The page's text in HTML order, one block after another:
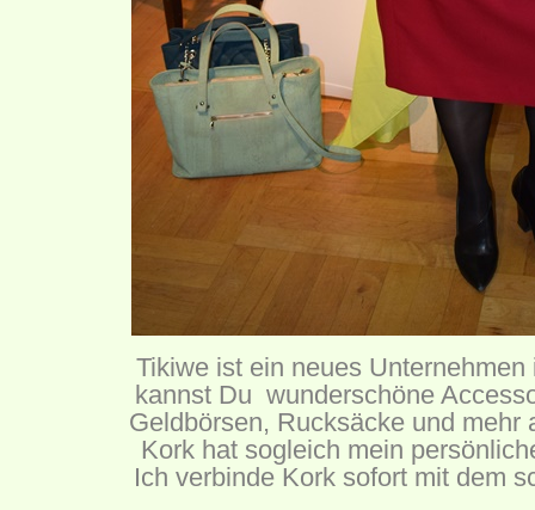
Tikiwe ist ein neues
kannst Du wunderschöne
Geldbörsen, Rucksäcke und mehr
Kork hat sogleich mein
Ich verbinde Kork sofort mit dem